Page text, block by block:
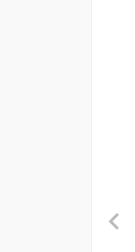
